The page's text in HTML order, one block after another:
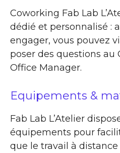
Coworking Fab Lab
dédié et personnalisé :
engager, vous pouvez
poser des questions
Office Manager.
Equipements &
Fab Lab L’Atelier
équipements pour
que le travail à